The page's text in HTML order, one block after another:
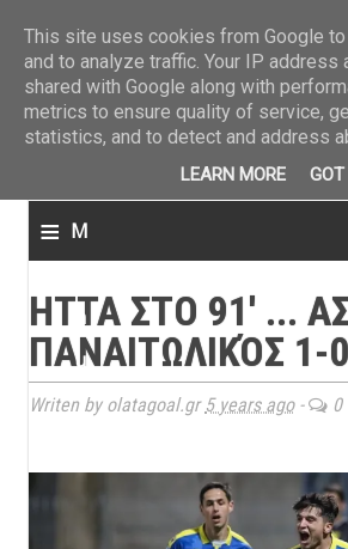
≡ M
n
u
ΗΤΤΑ ΣΤΟ 91' ...
ΠΑΝΑΙΤΩΛΙΚΌΣ 1-0
Writen by olatagoal.gr 5 years ago- 0
This site uses cookies from Google
and to analyze traffic. Your IP address
shared with Google along with
metrics to ensure quality of service,
statistics, and to detect and address
LEARN MORE